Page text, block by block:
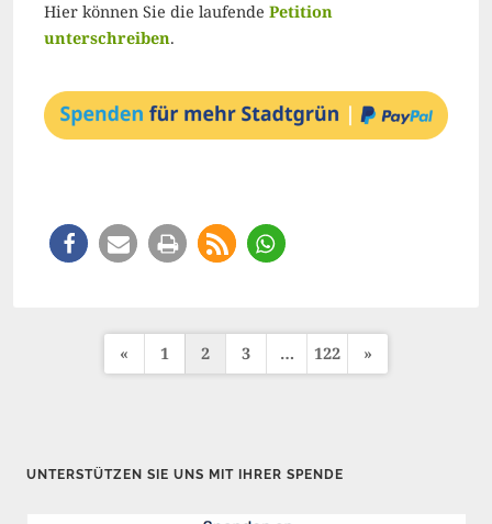
Hier können Sie die laufende Petition
unterschreiben.
t
« 1 2 3 … 122 »
UNTERSTÜTZEN SIE UNS MIT IHRER SPENDE